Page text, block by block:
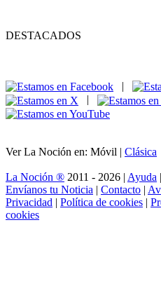
DESTACADOS
|
|
Ver La Noción en: Móvil | Clásica
La Noción ® 2011 - 2026 | Ayuda |
Envíanos tu Noticia | Contacto |
Privacidad | Política de cookies |
cookies